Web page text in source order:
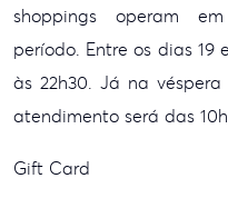
shoppings operam
período. Entre os dias 19
às 22h30. Já na
atendimento será das
Gift Card